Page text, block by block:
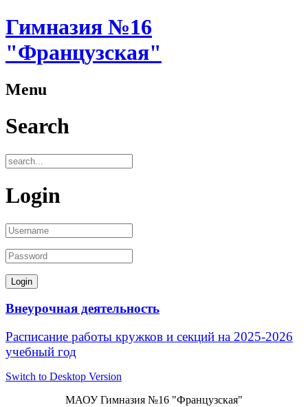
Гимназия №16
"Французская"
Menu
Search
Login
Внеурочная деятельность
Расписание работы кружков и секций на 2025-2026
учебный год
Switch to Desktop Version
МАОУ Гимназия №16 "Французская"